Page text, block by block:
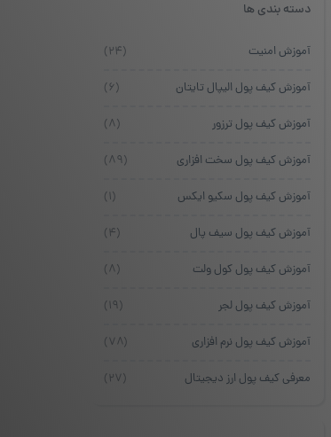
دسته بندی ها
آموزش امنیت (۲۴)
آموزش کیف پول الیپال تایتان (۶)
آموزش کیف پول ترزور (۸)
آموزش کیف پول سخت افزاری (۸۹)
آموزش کیف پول سکیو ایکس (۱)
آموزش کیف پول سیف پال (۴)
آموزش کیف پول کول ولت (۸)
آموزش کیف پول لجر (۱۹)
آموزش کیف پول نرم افزاری (۷۸)
معرفی کیف پول ارز دیجیتال (۲۷)